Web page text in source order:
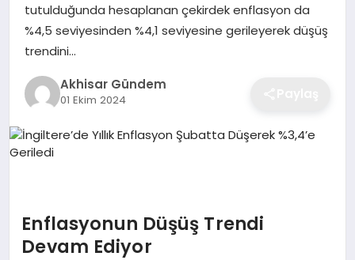
tutulduğunda hesaplanan çekirdek enflasyon da
%4,5 seviyesinden %4,1 seviyesine gerileyerek düşüş
trendini…
Akhisar Gündem
01 Ekim 2024
Enflasyonun Düşüş Trendi
Devam Ediyor